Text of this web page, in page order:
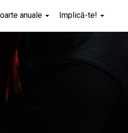
anuale Implică-te!